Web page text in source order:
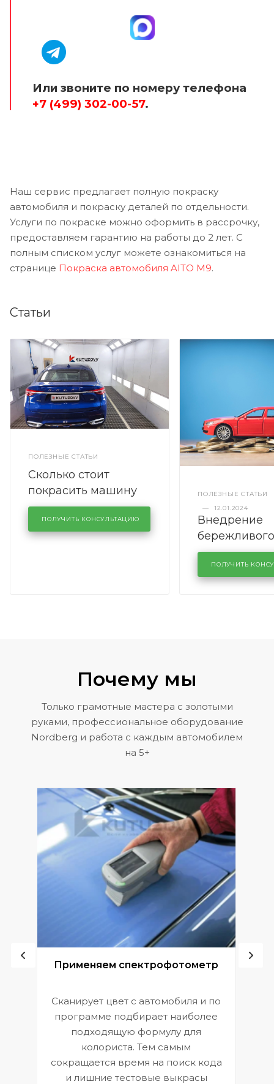
Или звоните по номеру телефона
+7 (499) 302-00-57.
Наш сервис предлагает полную покраску
автомобиля и покраску деталей по отдельности.
Услуги по покраске можно оформить в рассрочку,
предоставляем гарантию на работы до 2 лет. С
полным списком услуг можете ознакомиться на
странице Покраска автомобиля AITO M9.
Статьи
ПОЛЕЗНЫЕ СТАТЬИ
Сколько стоит
покрасить машину
полностью
ПОЛУЧИТЬ КОНСУЛЬТАЦИЮ
ПОЛЕЗНЫЕ СТАТЬИ
—
12.01.2024
Внедрение
бережливого
кузовном
KUTUZOVV
ПОЛУЧИТЬ
Почему мы
Только грамотные мастера с золотыми
руками, профессиональное оборудование
Nordberg и работа с каждым автомобилем
на 5+
Применяем спектрофотометр
Сканирует цвет с автомобиля и по
программе подбирает наиболее
подходящую формулу для
колориста. Тем самым
сокращается время на поиск кода
и лишние тестовые выкрасы